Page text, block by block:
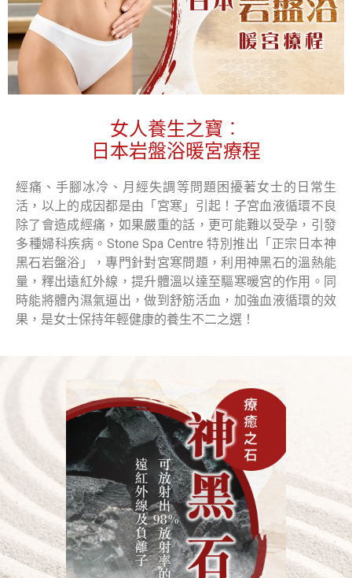
女人養生之寶︰
日本岩盤浴暖宮療程
經痛、手腳冰冷、月經失調等問題困擾著女士的日常生
活，以上的成因都是由「宮寒」引起！子宮血液循環不良
除了會造成經痛，如果嚴重的話，更可能難以受孕，引發
多種婦科疾病。Stone Spa Centre 特別推出「正宗日本神
黑石岩盤浴」，專門針對宮寒問題，利用神黑石的溫熱能
量，釋出遠紅外線，提升體溫以達至驅寒暖宮的作用。同
時能將體內濕氣逼出，做到舒筋活血，加強血液循環的效
果，是女士保持年輕健康的養生不二之選！